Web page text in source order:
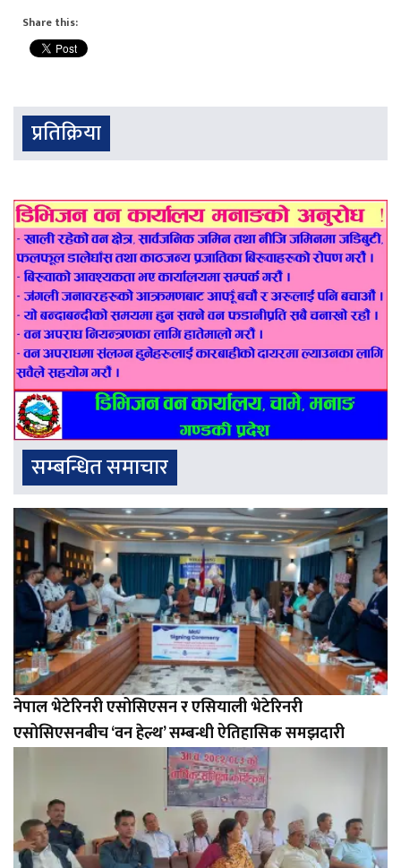
Share this:
प्रतिक्रिया
सम्बन्धित समाचार
नेपाल भेटेरिनरी एसोसिएसन र एसियाली भेटेरिनरी
एसोसिएसनबीच ‘वन हेल्थ’ सम्बन्धी ऐतिहासिक समझदारी